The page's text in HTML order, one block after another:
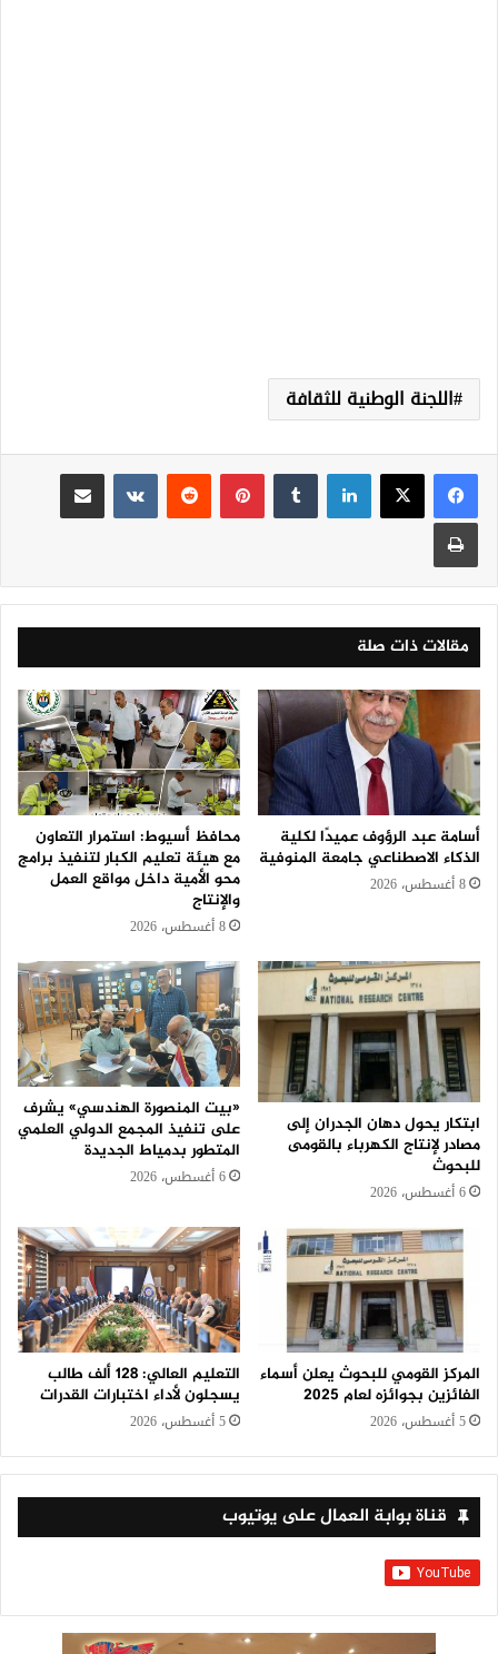
اللجنة الوطنية للثقافة
لينكدإن بينتيريست
مقالات ذات صلة
أسامة عبد الرؤوف عميدًا لكلية
الذكاء الاصطناعي جامعة المنوفية
8 أغسطس، 2026
محافظ أسيوط: استمرار التعاون
مع هيئة تعليم الكبار لتنفيذ برامج
محو الأمية داخل مواقع العمل
والإنتاج
8 أغسطس، 2026
ابتكار يحول دهان الجدران إلى
مصادر لإنتاج الكهرباء بالقومى
للبحوث
6 أغسطس، 2026
«بيت المنصورة الهندسي» يشرف
على تنفيذ المجمع الدولي العلمي
المتطور بدمياط الجديدة
6 أغسطس، 2026
المركز القومي للبحوث يعلن أسماء
الفائزين بجوائزه لعام 2025
5 أغسطس، 2026
التعليم العالي: 128 ألف طالب
يسجلون لأداء اختبارات القدرات
5 أغسطس، 2026
قناة بوابة العمال على يوتيوب